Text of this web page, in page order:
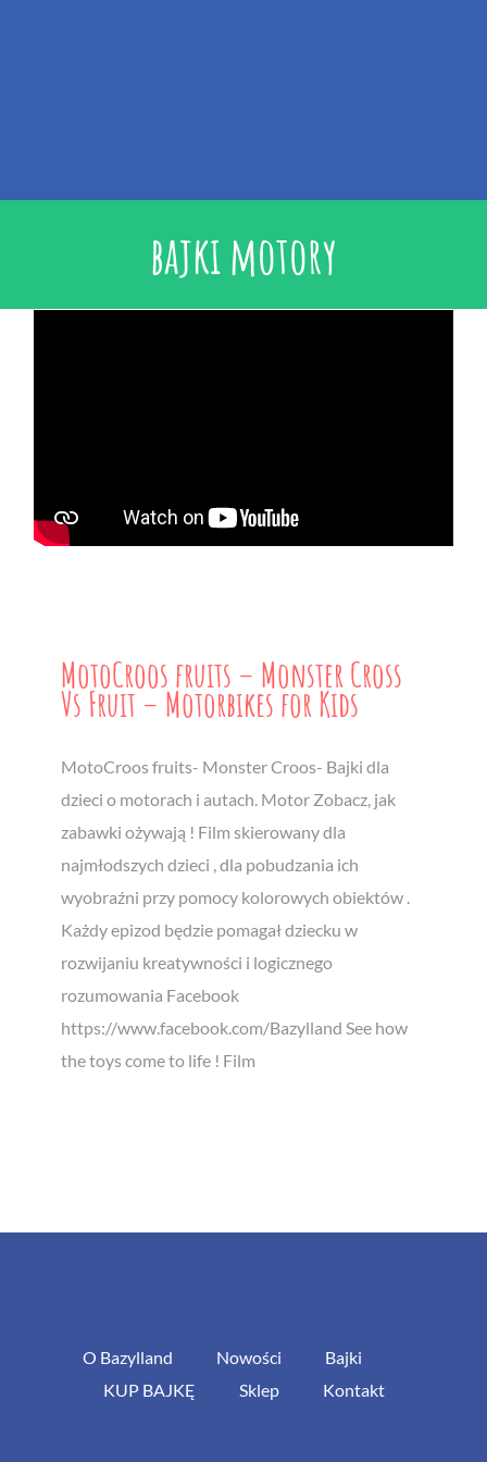
bajki motory
MotoCroos fruits – Monster Cross
Vs Fruit – Motorbikes for Kids
MotoCroos fruits- Monster Croos- Bajki dla
dzieci o motorach i autach. Motor Zobacz, jak
zabawki ożywają ! Film skierowany dla
najmłodszych dzieci , dla pobudzania ich
wyobraźni przy pomocy kolorowych obiektów .
Każdy epizod będzie pomagał dziecku w
rozwijaniu kreatywności i logicznego
rozumowania Facebook
https://www.facebook.com/Bazylland See how
the toys come to life ! Film
O Bazylland Nowości
Bajki
KUP BAJKĘ
Sklep Kontakt